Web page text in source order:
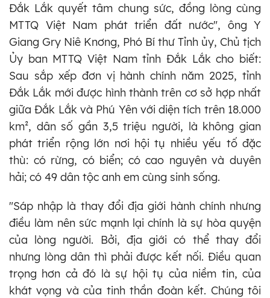
Đắk Lắk quyết tâm chung sức, đồng lòng cùng
MTTQ Việt Nam phát triển đất nước", ông Y
Giang Gry Niê Knơng, Phó Bí thư Tỉnh ủy, Chủ tịch
Ủy ban MTTQ Việt Nam tỉnh Đắk Lắk cho biết:
Sau sắp xếp đơn vị hành chính năm 2025, tỉnh
Đắk Lắk mới được hình thành trên cơ sở hợp nhất
giữa Đắk Lắk và Phú Yên với diện tích trên 18.000
km², dân số gần 3,5 triệu người, là không gian
phát triển rộng lớn nơi hội tụ nhiều yếu tố đặc
thù: có rừng, có biển; có cao nguyên và duyên
hải; có 49 dân tộc anh em cùng sinh sống.
"Sáp nhập là thay đổi địa giới hành chính nhưng
điều làm nên sức mạnh lại chính là sự hòa quyện
của lòng người. Bởi, địa giới có thể thay đổi
nhưng lòng dân thì phải được kết nối. Điều quan
trọng hơn cả đó là sự hội tụ của niềm tin, của
khát vọng và của tinh thần đoàn kết. Chúng tôi